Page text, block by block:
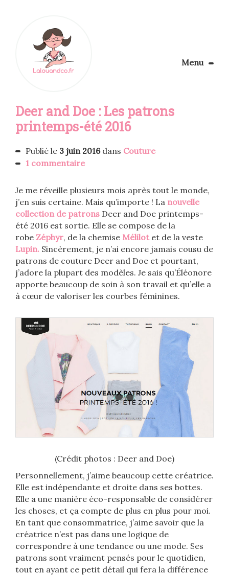
Menu
Apprendre la couture
Aménager son coin couture
Personnalisez vos tissus
Deer and Doe : Les patrons
printemps-été 2016
Publié le 3 juin 2016dans Couture
1 commentaire
Je me réveille plusieurs mois après tout le monde,
j’en suis certaine. Mais qu’importe ! La nouvelle
collection de patrons Deer and Doe printemps-
été 2016 est sortie. Elle se compose de la
robe Zéphyr, de la chemise Mélilotet de la veste
Lupin. Sincèrement, je n’ai encore jamais cousu de
patrons de couture Deer and Doe et pourtant,
j’adore la plupart des modèles. Je sais qu’Éléonore
apporte beaucoup de soin à son travail et qu’elle a
à cœur de valoriser les courbes féminines.
(Crédit photos : Deer and Doe)
Personnellement, j’aime beaucoup cette créatrice.
Elle est indépendante et droite dans ses bottes.
Elle a une manière éco-responsable de considérer
les choses, et ça compte de plus en plus pour moi.
En tant que consommatrice, j’aime savoir que la
créatrice n’est pas dans une logique de
correspondre à une tendance ou une mode. Ses
patrons sont vraiment pensés pour le quotidien,
tout en ayant ce petit détail qui fera la différence